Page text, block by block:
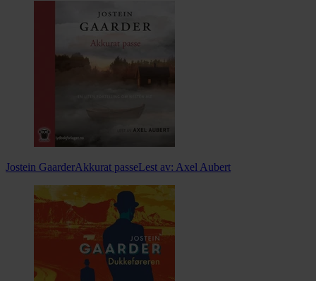
Jostein GaarderAkkurat passeLest av: Axel Aubert